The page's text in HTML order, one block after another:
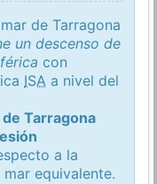
de Tarragona
un descenso de
con
ISA a nivel del
Tarragona
a la
equivalente.